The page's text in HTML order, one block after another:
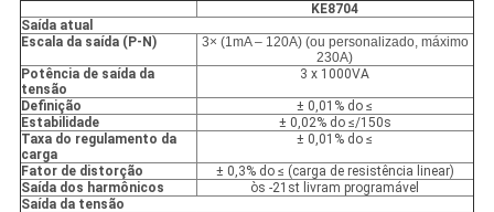
KE8704
Saída atual
Escala da saída (P-N)
3× (1mA – 120A) (ou personalizado, máximo
230A)
Potência de saída da
tensão
3 x 1000VA
Definição
± 0,01% do ≤
Estabilidade
± 0,02% do ≤/150s
Taxa do regulamento da
carga
± 0,01% do ≤
Fator de distorção
± 0,3% do ≤ (carga de resistência linear)
Saída dos harmônicos
òs -21st livram programável
Saída da tensão